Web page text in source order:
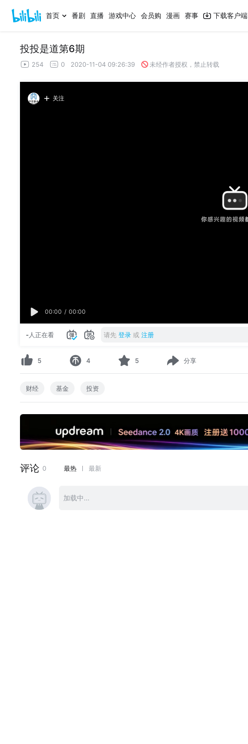
首页 番剧 直播 游戏中心 会员购 漫画 赛事 下载客户端
投投是道第6期
254 0 2020-11-04 09:26:39 未经作者授权，禁止转载
关注
00:00 / 00:00
-人正在看 请先 登录 或 注册
5 4 5 分享
财经 基金 投资